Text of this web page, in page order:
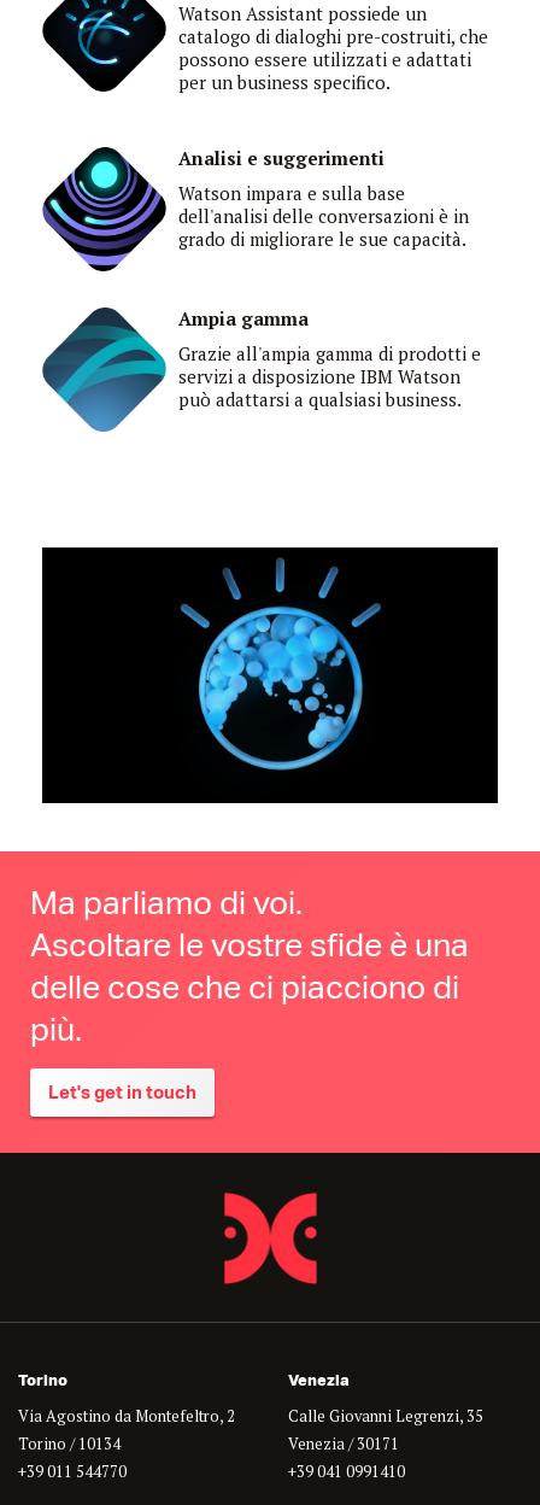
Watson Assistant possiede un
catalogo di dialoghi pre-costruiti, che
possono essere utilizzati e adattati
per un business specifico.
Analisi e suggerimenti
Watson impara e sulla base
dell'analisi delle conversazioni è in
grado di migliorare le sue capacità.
Ampia gamma
Grazie all'ampia gamma di prodotti e
servizi a disposizione IBM Watson
può adattarsi a qualsiasi business.
Ma parliamo di voi.
Ascoltare le vostre sfide è una
delle cose che ci piacciono di
più.
Let's get in touch
Torino
Via Agostino da Montefeltro, 2
Torino / 10134
+39 011 544770
Venezia
Calle Giovanni Legrenzi, 35
Venezia / 30171
+39 041 0991410